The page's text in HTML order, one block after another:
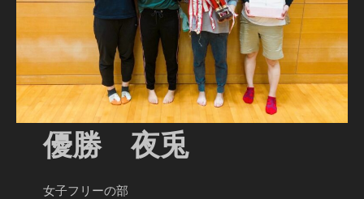
優勝 夜兎
女子フリーの部